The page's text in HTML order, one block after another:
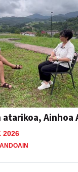
Ainhoa
2026
ANDOAIN